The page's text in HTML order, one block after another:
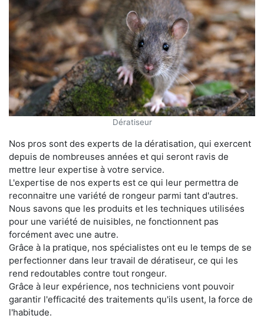
Dératiseur
Nos pros sont des experts de la dératisation, qui exercent
depuis de nombreuses années et qui seront ravis de
mettre leur expertise à votre service.
L'expertise de nos experts est ce qui leur permettra de
reconnaitre une variété de rongeur parmi tant d'autres.
Nous savons que les produits et les techniques utilisées
pour une variété de nuisibles, ne fonctionnent pas
forcément avec une autre.
Grâce à la pratique, nos spécialistes ont eu le temps de se
perfectionner dans leur travail de dératiseur, ce qui les
rend redoutables contre tout rongeur.
Grâce à leur expérience, nos techniciens vont pouvoir
garantir l'efficacité des traitements qu'ils usent, la force de
l'habitude.